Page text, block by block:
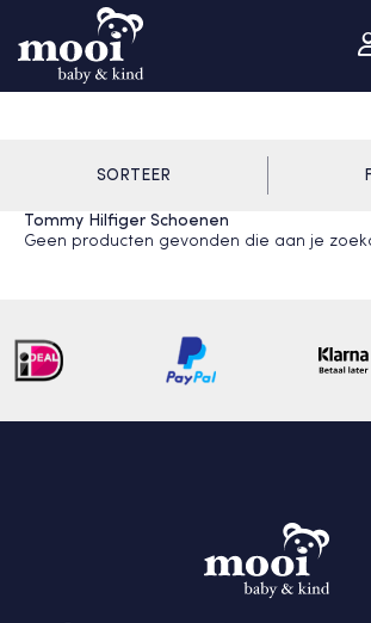
SORTEER
Tommy Hilfiger Schoenen
Geen producten gevonden die aan je